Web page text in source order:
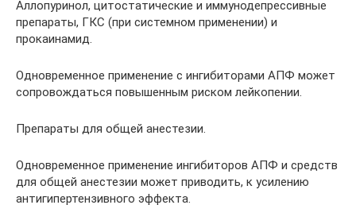
Аллопуринол, цитостатические и иммунодепрессивные
препараты, ГКС (при системном применении) и
прокаинамид.
Одновременное применение с ингибиторами АПФ может
сопровождаться повышенным риском лейкопении.
Препараты для общей анестезии.
Одновременное применение ингибиторов АПФ и средств
для общей анестезии может приводить, к усилению
антигипертензивного эффекта.